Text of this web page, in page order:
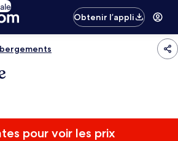
Obtenir l’appli
pour voir les prix